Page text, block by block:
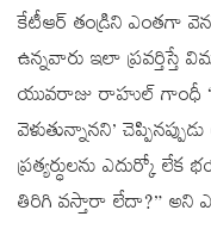
కేటీఆర్‌ తండ్రిని ఎంతగా
ఉన్నవారు ఇలా ప్రవర్తిస్తే
యువరాజు రాహుల్ గాంధీ
వెళుతున్నానని’
ప్రత్యర్ధులను ఎదుర్కో
తిరిగి వస్తారా లేదా?” అని